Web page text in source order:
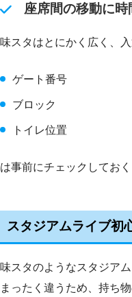
座席間の移動に時
味スタはとにかく広く、
ゲート番号
ブロック
トイレ位置
は事前にチェックしておく
スタジアムライブ初
味スタのようなスタジア
まったく違うため、持ち